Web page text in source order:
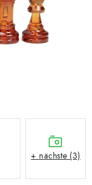
+ nächste (3)